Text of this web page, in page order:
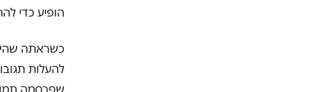
הופיע כדי
כשראתה
להעלות
שפרסמה